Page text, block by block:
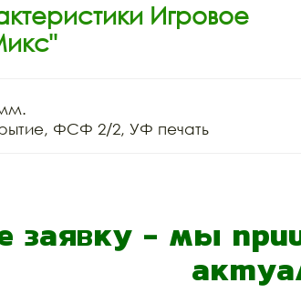
Игровое
ФСФ 2/2, УФ печать
заявку - мы